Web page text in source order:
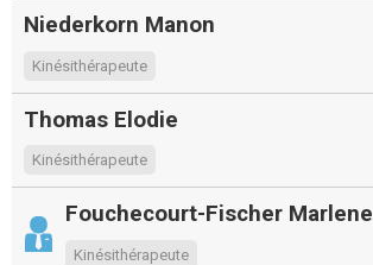
Niederkorn Manon
Kinésithérapeute
Thomas Elodie
Kinésithérapeute
Fouchecourt-Fischer Marlene
Kinésithérapeute